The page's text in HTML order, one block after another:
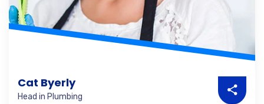
Cat Byerly
Head in Plumbing